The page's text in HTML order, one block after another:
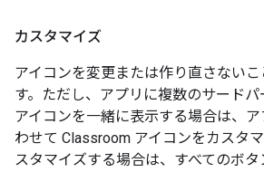
カスタマイズ
アイコンを変更または作り直さない
す。ただし、アプリに複数のサード
アイコンを一緒に表示する場合は、
わせて Classroom アイコンをカスタ
スタマイズする場合は、すべてのボ